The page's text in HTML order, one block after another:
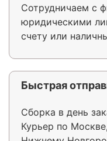
Сотрудничаем с
юридическими
счету или
Быстрая
Сборка в день
Курьер по